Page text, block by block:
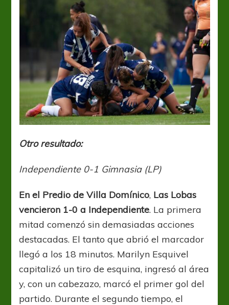
Otro resultado:
Independiente 0-1 Gimnasia (LP)
En el Predio de Villa Domínico, Las Lobas
vencieron 1-0 a Independiente. La primera
mitad comenzó sin demasiadas acciones
destacadas. El tanto que abrió el marcador
llegó a los 18 minutos. Marilyn Esquivel
capitalizó un tiro de esquina, ingresó al área
y, con un cabezazo, marcó el primer gol del
partido. Durante el segundo tiempo, el